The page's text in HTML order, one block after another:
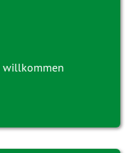
willkommen